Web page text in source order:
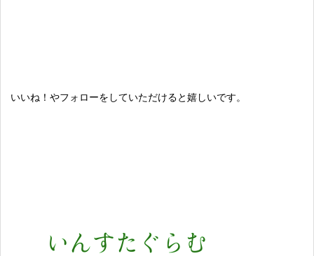
いいね！やフォローをしていただけると嬉しいです。